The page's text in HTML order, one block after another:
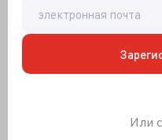
Или
Чаще всего страдают
дальше всего от
также может быть
редких случаях
обычно поражается